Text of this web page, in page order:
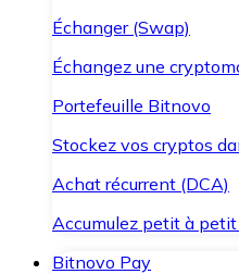
Échanger (Swap)
Échangez une
Portefeuille Bitnovo
Stockez vos cryptos
Achat récurrent (DCA)
Accumulez petit à petit
Bitnovo Pay